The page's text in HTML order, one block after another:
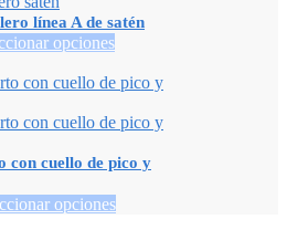
línea A de satén
opciones
con cuello de pico y
opciones